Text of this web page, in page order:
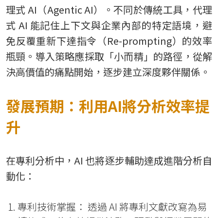
理式 AI（Agentic AI）。不同於傳統工具，代理
式 AI 能記住上下文與企業內部的特定語境，避
免反覆重新下達指令（Re-prompting）的效率
瓶頸。導入策略應採取「小而精」的路徑，從解
決高價值的痛點開始，逐步建立深度夥伴關係。
發展預期：利用AI將分析效率提
升
在專利分析中，AI 也將逐步輔助達成進階分析自
動化：
專利技術掌握： 透過 AI 將專利文獻改寫為易